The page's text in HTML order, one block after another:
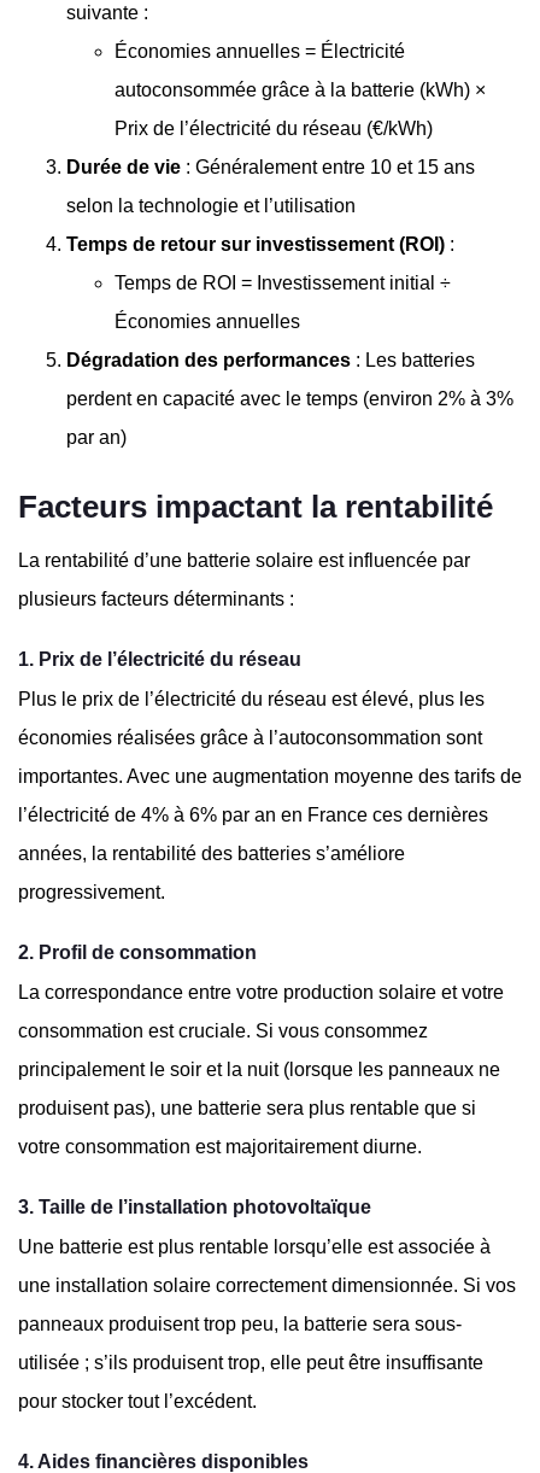
suivante :
Économies annuelles = Électricité
autoconsommée grâce à la batterie (kWh) ×
Prix de l’électricité du réseau (€/kWh)
Durée de vie : Généralement entre 10 et 15 ans
selon la technologie et l’utilisation
Temps de retour sur investissement (ROI) :
Temps de ROI = Investissement initial ÷
Économies annuelles
Dégradation des performances : Les batteries
perdent en capacité avec le temps (environ 2% à 3%
par an)
Facteurs impactant la rentabilité
La rentabilité d’une batterie solaire est influencée par
plusieurs facteurs déterminants :
1. Prix de l’électricité du réseau
Plus le prix de l’électricité du réseau est élevé, plus les
économies réalisées grâce à l’autoconsommation sont
importantes. Avec une augmentation moyenne des tarifs de
l’électricité de 4% à 6% par an en France ces dernières
années, la rentabilité des batteries s’améliore
progressivement.
2. Profil de consommation
La correspondance entre votre production solaire et votre
consommation est cruciale. Si vous consommez
principalement le soir et la nuit (lorsque les panneaux ne
produisent pas), une batterie sera plus rentable que si
votre consommation est majoritairement diurne.
3. Taille de l’installation photovoltaïque
Une batterie est plus rentable lorsqu’elle est associée à
une installation solaire correctement dimensionnée. Si vos
panneaux produisent trop peu, la batterie sera sous-
utilisée ; s’ils produisent trop, elle peut être insuffisante
pour stocker tout l’excédent.
4. Aides financières disponibles